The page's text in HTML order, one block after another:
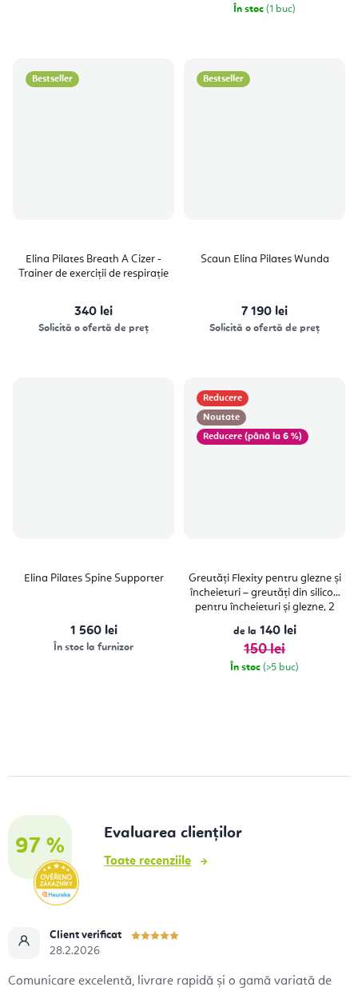
În stoc (1 buc)
Bestseller
Elina Pilates Breath A Cizer -
Trainer de exerciții de respirație
340 lei
Solicită o ofertă de preț
Bestseller
Scaun Elina Pilates Wunda
7 190 lei
Solicită o ofertă de preț
Elina Pilates Spine Supporter
1 560 lei
În stoc la furnizor
Reducere
Noutate
(până la 6 %)
Greutăți Flexity pentru glezne și
încheieturi – greutăți din silicon
pentru încheieturi și glezne, 2
de la 140 lei
150 lei
În stoc (>5 buc)
97 %
Evaluarea clienților
Toate recenziile
Client verificat
28.2.2026
Comunicare excelentă, livrare rapidă și o gamă variată de